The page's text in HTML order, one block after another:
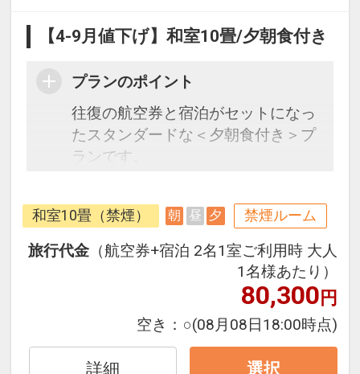
【4-9月値下げ】和室10畳/夕朝食付き
プランのポイント
往復の航空券と宿泊がセットになっ
たスタンダードな＜夕朝食付き＞プ
ランです。
できるダイナミックパッケージだか
ら、一都市滞在はもちろん周遊旅行
にも最適！
旅行期間中の1泊だけの宿泊や延
泊・飛び泊なども自由自在です。
フライトは、安心のJAL（または
JALグループ）確約！フライトマイ
ル50%貯まります。
和室10畳（禁煙） 朝 昼 夕 禁煙ルーム
旅行代金 （航空券+宿泊 2名1室ご利用時 大人
1名様あたり）
80,300円
空き： ○(08月08日18:00時点)
詳細 選択